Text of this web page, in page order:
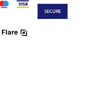
Flare